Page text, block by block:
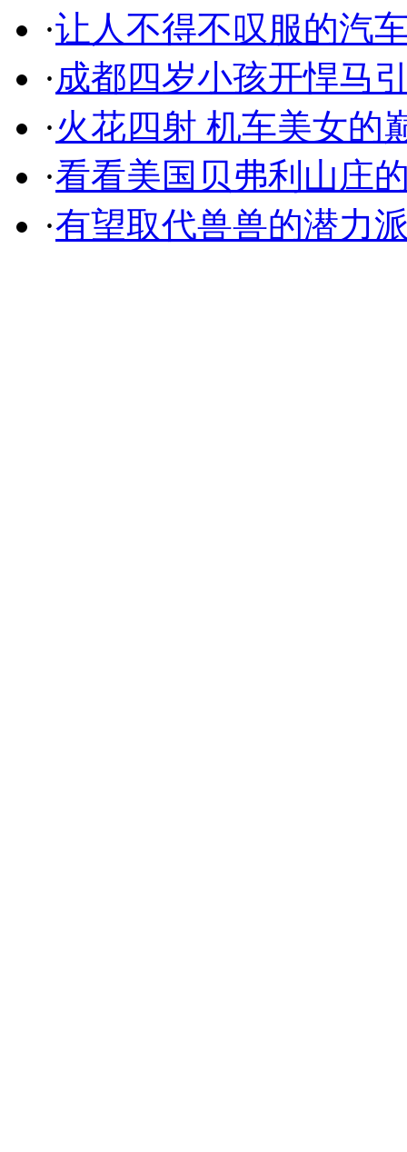
·让人不得不叹服的汽
·成都四岁小孩开悍马
·火花四射 机车美女的
·看看美国贝弗利山庄
·有望取代兽兽的潜力